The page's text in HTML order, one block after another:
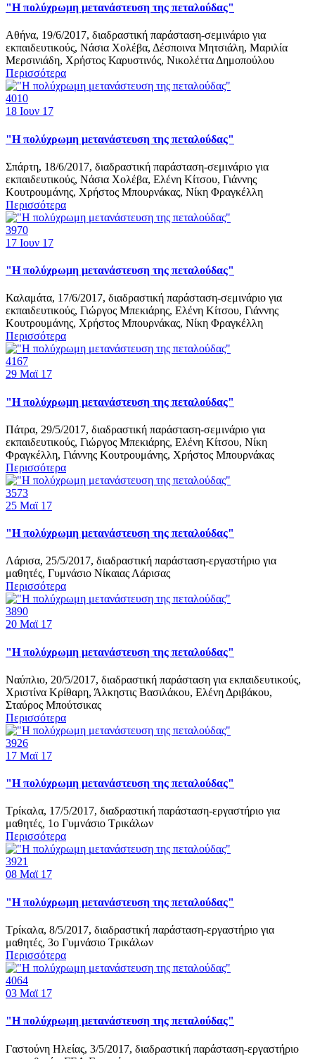
"Η πολύχρωμη μετανάστευση της πεταλούδας"
Αθήνα, 19/6/2017, διαδραστική παράσταση-σεμινάριο για
εκπαιδευτικούς, Νάσια Χολέβα, Δέσποινα Μητσιάλη, Μαριλία
Μερσινιάδη, Χρήστος Καρυστινός, Νικολέττα Δημοπούλου
Περισσότερα
4010
18 Ιουν 17
"Η πολύχρωμη μετανάστευση της πεταλούδας"
Σπάρτη, 18/6/2017, διαδραστική παράσταση-σεμινάριο για
εκπαιδευτικούς, Νάσια Χολέβα, Ελένη Κίτσου, Γιάννης
Κουτρουμάνης, Χρήστος Μπουρνάκας, Νίκη Φραγκέλλη
Περισσότερα
3970
17 Ιουν 17
"Η πολύχρωμη μετανάστευση της πεταλούδας"
Καλαμάτα, 17/6/2017, διαδραστική παράσταση-σεμινάριο για
εκπαιδευτικούς, Γιώργος Μπεκιάρης, Ελένη Κίτσου, Γιάννης
Κουτρουμάνης, Χρήστος Μπουρνάκας, Νίκη Φραγκέλλη
Περισσότερα
4167
29 Μαϊ 17
"Η πολύχρωμη μετανάστευση της πεταλούδας"
Πάτρα, 29/5/2017, διαδραστική παράσταση-σεμινάριο για
εκπαιδευτικούς, Γιώργος Μπεκιάρης, Ελένη Κίτσου, Νίκη
Φραγκέλλη, Γιάννης Κουτρουμάνης, Χρήστος Μπουρνάκας
Περισσότερα
3573
25 Μαϊ 17
"Η πολύχρωμη μετανάστευση της πεταλούδας"
Λάρισα, 25/5/2017, διαδραστική παράσταση-εργαστήριο για
μαθητές, Γυμνάσιο Νίκαιας Λάρισας
Περισσότερα
3890
20 Μαϊ 17
"Η πολύχρωμη μετανάστευση της πεταλούδας"
Ναύπλιο, 20/5/2017, διαδραστική παράσταση για εκπαιδευτικούς,
Χριστίνα Κρίθαρη, Άλκηστις Βασιλάκου, Ελένη Δριβάκου,
Σταύρος Μπούτσικας
Περισσότερα
3926
17 Μαϊ 17
"Η πολύχρωμη μετανάστευση της πεταλούδας"
Τρίκαλα, 17/5/2017, διαδραστική παράσταση-εργαστήριο για
μαθητές, 1ο Γυμνάσιο Τρικάλων
Περισσότερα
3921
08 Μαϊ 17
"Η πολύχρωμη μετανάστευση της πεταλούδας"
Τρίκαλα, 8/5/2017, διαδραστική παράσταση-εργαστήριο για
μαθητές, 3ο Γυμνάσιο Τρικάλων
Περισσότερα
4064
03 Μαϊ 17
"Η πολύχρωμη μετανάστευση της πεταλούδας"
Γαστούνη Ηλείας, 3/5/2017, διαδραστική παράσταση-εργαστήριο